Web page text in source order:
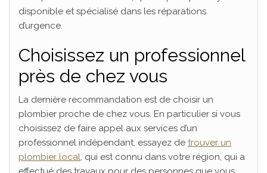
disponible et spécialisé dans les réparations
d’urgence.
Choisissez un professionnel
près de chez vous
La dernière recommandation est de choisir un
plombier proche de chez vous. En particulier si vous
choisissez de faire appel aux services d’un
professionnel indépendant, essayez de trouver un
plombier local, qui est connu dans votre région, qui a